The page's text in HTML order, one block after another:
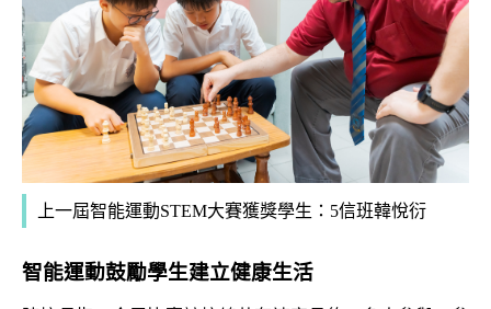
上一屆智能運動STEM大賽獲獎學生：5信班韓悅衍
智能運動鼓勵學生建立健康生活